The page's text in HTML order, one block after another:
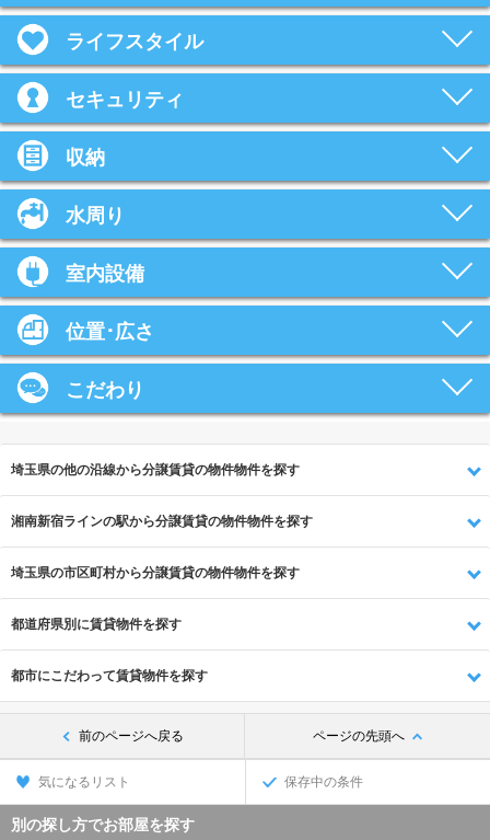
ライフスタイル
セキュリティ
収納
水周り
室内設備
位置･広さ
こだわり
埼玉県の他の沿線から分譲賃貸の物件物件を探す
湘南新宿ラインの駅から分譲賃貸の物件物件を探す
埼玉県の市区町村から分譲賃貸の物件物件を探す
都道府県別に賃貸物件を探す
都市にこだわって賃貸物件を探す
前のページへ戻る ページの先頭へ
気になるリスト 保存中の条件
別の探し方でお部屋を探す